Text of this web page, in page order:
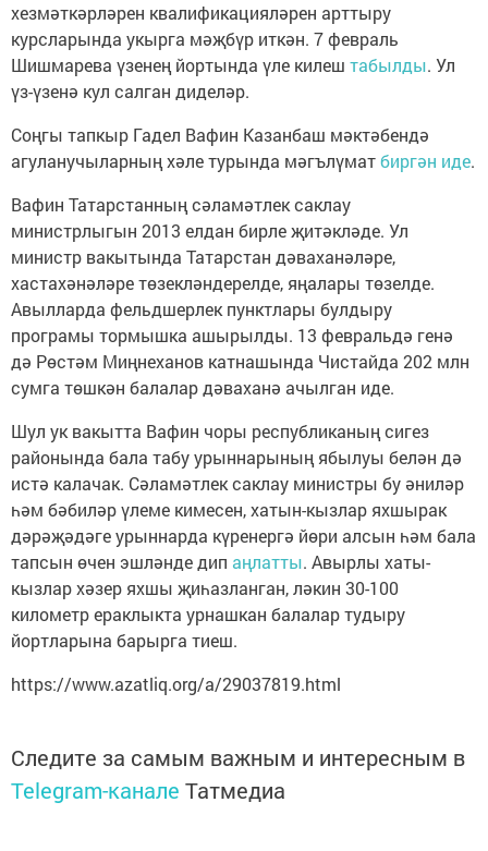
хезмәткәрләрен квалификацияләрен арттыру
курсларында укырга мәҗбүр иткән. 7 февраль
Шишмарева үзенең йортында үле килеш табылды. Ул
үз-үзенә кул салган диделәр.
Соңгы тапкыр Гадел Вафин Казанбаш мәктәбендә
агуланучыларның хәле турында мәгълүматбиргән иде.
Вафин Татарстанның сәламәтлек саклау
министрлыгын 2013 елдан бирле җитәкләде. Ул
министр вакытында Татарстан дәваханәләре,
хастахәнәләре төзекләндерелде, яңалары төзелде.
Авылларда фельдшерлек пунктлары булдыру
програмы тормышка ашырылды. 13 февральдә генә
дә Рөстәм Миңнеханов катнашында Чистайда 202 млн
сумга төшкән балалар дәваханә ачылган иде.
Шул ук вакытта Вафин чоры республиканың сигез
районында бала табу урыннарының ябылуы белән дә
истә калачак. Сәламәтлек саклау министры бу әниләр
һәм бәбиләр үлеме кимесен, хатын-кызлар яхшырак
дәрәҗәдәге урыннарда күренергә йөри алсын һәм бала
тапсын өчен эшләнде дип аңлатты. Авырлы хаты-
кызлар хәзер яхшы җиһазланган, ләкин 30-100
километр ераклыкта урнашкан балалар тудыру
йортларына барырга тиеш.
https://www.azatliq.org/a/29037819.html
Следите за самым важным и интересным в
Telegram-канале Татмедиа